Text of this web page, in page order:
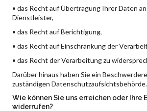
• das Recht auf Übertragung Ihrer Daten
Dienstleister,
• das Recht auf Berichtigung,
• das Recht auf Einschränkung der
• das Recht der Verarbeitung zu
Darüber hinaus haben Sie ein
zuständigen Datenschutzaufsichtsbehörde.
Wie können Sie uns erreichen oder Ihre
widerrufen?